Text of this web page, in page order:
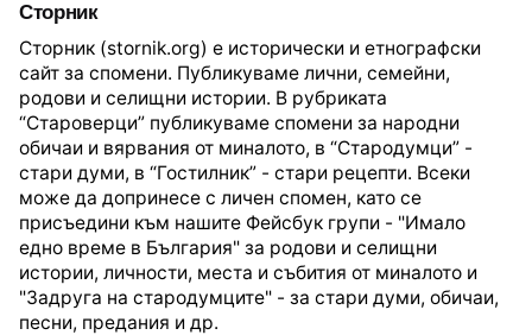
Сторник
Сторник (stornik.org) е исторически и етнографски
сайт за спомени. Публикуваме лични, семейни,
родови и селищни истории. В рубриката
“Староверци” публикуваме спомени за народни
обичаи и вярвания от миналото, в “Стародумци” -
стари думи, в “Гостилник” - стари рецепти. Всеки
може да допринесе с личен спомен, като се
присъедини към нашите Фейсбук групи - "Имало
едно време в България" за родови и селищни
истории, личности, места и събития от миналото и
"Задруга на стародумците" - за стари думи, обичаи,
песни, предания и др.